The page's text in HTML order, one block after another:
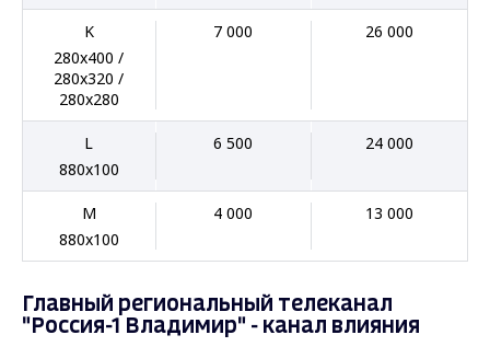
K
280x400 /
280x320 /
280x280
7 000 26 000
L
880x100
6 500 24 000
M
880x100
4 000 13 000
Главный региональный телеканал
"Россия-1 Владимир" - канал влияния